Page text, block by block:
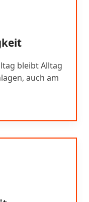
bleibt Alltag
auch am